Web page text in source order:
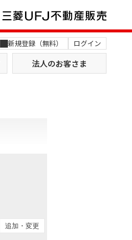
新規登録（無料） ログイン
法人のお客さま
追加・変更